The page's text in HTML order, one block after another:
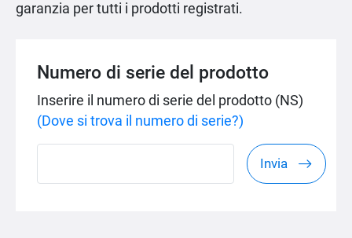
garanzia per tutti i prodotti registrati.
Numero di serie del prodotto
Inserire il numero di serie del prodotto (NS)
(Dove si trova il numero di serie?)
Invia